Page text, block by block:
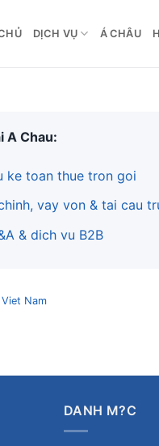
DỊCH VỤ Á CHÂU
A Chau:
ke toan thue tron goi
vay von & tai cau
& dich vu B2B
Viet Nam
DANH M?C